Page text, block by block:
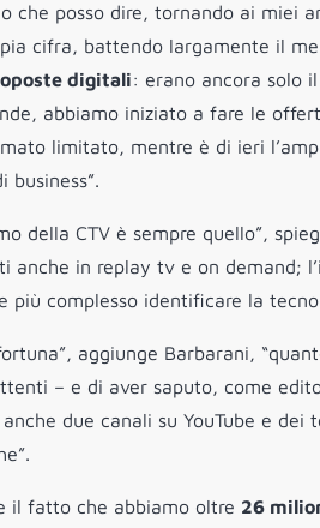
che posso dire, tornando ai miei
cifra, battendo largamente il
digitali: erano ancora solo
abbiamo iniziato a fare le
limitato, mentre è di ieri
business”.
della CTV è sempre quello”,
anche in replay tv e on demand;
più complesso identificare la
aggiunge Barbarani,
– e di aver saputo, come
due canali su YouTube e dei
il fatto che abbiamo oltre 26